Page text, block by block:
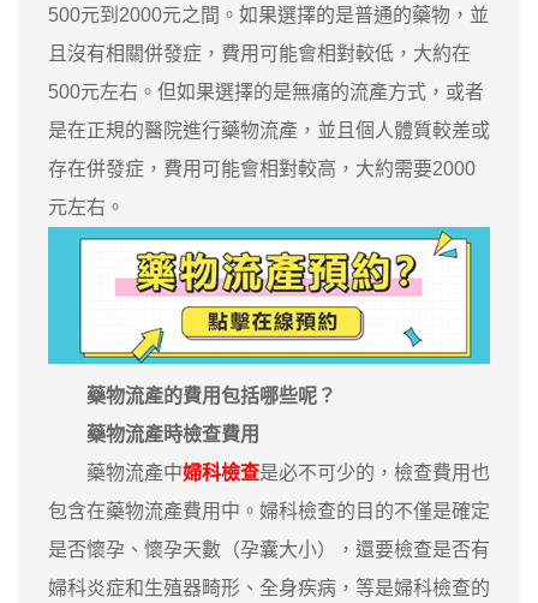
500元到2000元之間。如果選擇的是普通的藥物，並
且沒有相關併發症，費用可能會相對較低，大約在
500元左右。但如果選擇的是無痛的流產方式，或者
是在正規的醫院進行藥物流產，並且個人體質較差或
存在併發症，費用可能會相對較高，大約需要2000
元左右。
藥物流產的費用包括哪些呢？
藥物流產時檢查費用
藥物流產中婦科檢查是必不可少的，檢查費用也
包含在藥物流產費用中。婦科檢查的目的不僅是確定
是否懷孕、懷孕天數（孕囊大小），還要檢查是否有
婦科炎症和生殖器畸形、全身疾病，等是婦科檢查的